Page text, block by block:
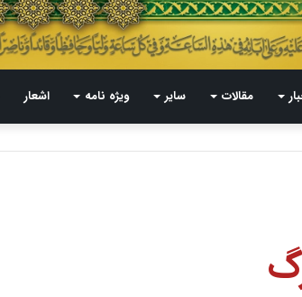
مقالات سایر ویژه نامه اشعار